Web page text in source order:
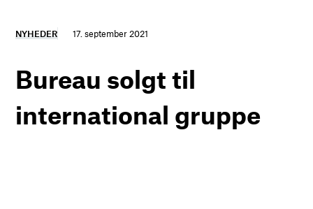
NYHEDER 17. september 2021
Bureau solgt til
international gruppe